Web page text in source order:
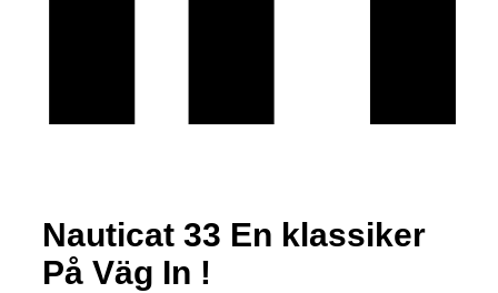
Nauticat 33 En klassiker
På Väg In !